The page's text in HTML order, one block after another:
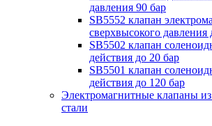
давления 90 бар
SB5552 клапан
сверхвысокого давления
SB5502 клапан
действия до 20 бар
SB5501 клапан
действия до 120 бар
Электромагнитные клапаны
стали